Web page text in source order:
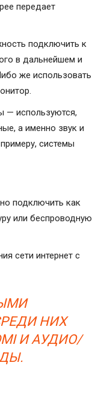
передает
подключить к
в дальнейшем и
же использовать
— используются,
а именно звук и
системы
подключить как
или беспроводную
сети интернет с
НИХ
И АУДИО/